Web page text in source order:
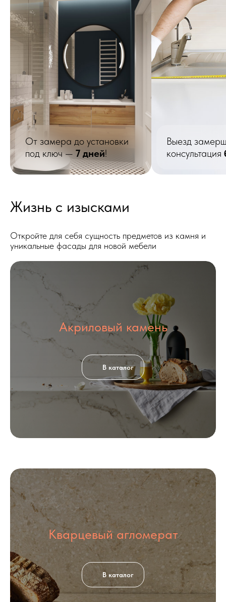
От замера до установки
под ключ— 7 дней!
Выезд
консультация
Жизнь с изысками
Откройте для себя сущность предметов из камня и
уникальные фасады для новой мебели
Акриловый камень
В каталог
Кварцевый агломерат
В каталог